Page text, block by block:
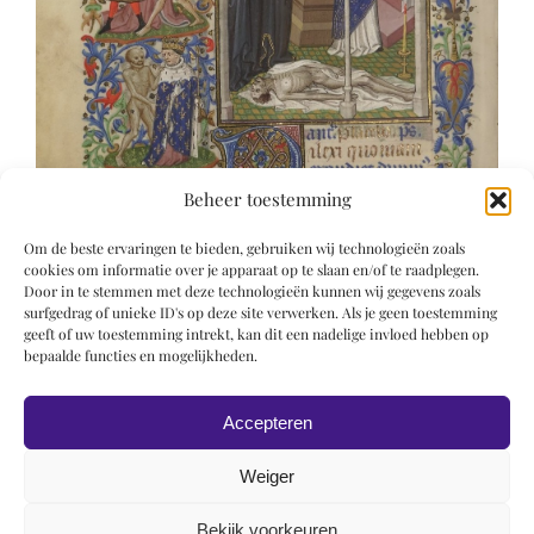
Beheer toestemming
Om de beste ervaringen te bieden, gebruiken wij technologieën zoals
cookies om informatie over je apparaat op te slaan en/of te raadplegen.
Door in te stemmen met deze technologieën kunnen wij gegevens zoals
surfgedrag of unieke ID's op deze site verwerken. Als je geen toestemming
geeft of uw toestemming intrekt, kan dit een nadelige invloed hebben op
bepaalde functies en mogelijkheden.
Accepteren
Weiger
Bekijk voorkeuren